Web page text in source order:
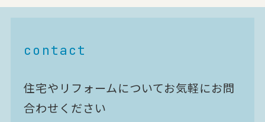
contact
住宅やリフォームについてお気軽にお問
合わせください